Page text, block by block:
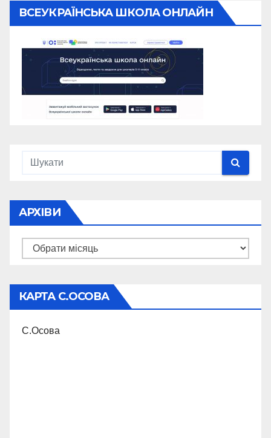
ВСЕУКРАЇНСЬКА ШКОЛА ОНЛАЙН
АРХІВИ
Архіви
КАРТА С.ОСОВА
С.Осова